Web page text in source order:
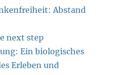
Abstand
next step
Ein biologisches
Erleben und